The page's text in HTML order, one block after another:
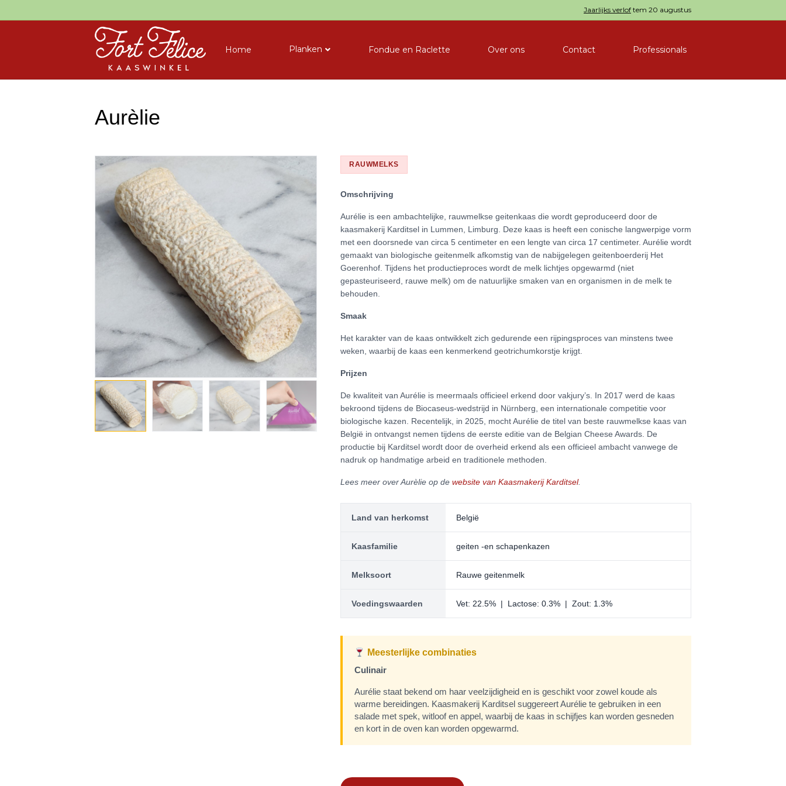
Jaarlijks verlof tem 20 augustus
Home Planken Fondue en Raclette Over ons Contact Professionals
Aurèlie
RAUWMELKS
Omschrijving
Aurélie is een ambachtelijke, rauwmelkse geitenkaas die wordt geproduceerd door de
kaasmakerij Karditsel in Lummen, Limburg. Deze kaas is heeft een conische langwerpige vorm
met een doorsnede van circa 5 centimeter en een lengte van circa 17 centimeter. Aurélie wordt
gemaakt van biologische geitenmelk afkomstig van de nabijgelegen geitenboerderij Het
Goerenhof. Tijdens het productieproces wordt de melk lichtjes opgewarmd (niet
gepasteuriseerd, rauwe melk) om de natuurlijke smaken van en organismen in de melk te
behouden.
Smaak
Het karakter van de kaas ontwikkelt zich gedurende een rijpingsproces van minstens twee
weken, waarbij de kaas een kenmerkend geotrichumkorstje krijgt.
Prijzen
De kwaliteit van Aurélie is meermaals officieel erkend door vakjury’s. In 2017 werd de kaas
bekroond tijdens de Biocaseus-wedstrijd in Nürnberg, een internationale competitie voor
biologische kazen. Recentelijk, in 2025, mocht Aurélie de titel van beste rauwmelkse kaas van
België in ontvangst nemen tijdens de eerste editie van de Belgian Cheese Awards. De
productie bij Karditsel wordt door de overheid erkend als een officieel ambacht vanwege de
nadruk op handmatige arbeid en traditionele methoden.
Lees meer over Aurèlie op de website van Kaasmakerij Karditsel.
Land van herkomst België
Kaasfamilie geiten -en schapenkazen
Melksoort Rauwe geitenmelk
Voedingswaarden Vet: 22.5% | Lactose: 0.3% | Zout: 1.3%
Meesterlijke combinaties
Culinair
Aurélie staat bekend om haar veelzijdigheid en is geschikt voor zowel koude als
warme bereidingen. Kaasmakerij Karditsel suggereert Aurélie te gebruiken in een
salade met spek, witloof en appel, waarbij de kaas in schijfjes kan worden gesneden
en kort in de oven kan worden opgewarmd.